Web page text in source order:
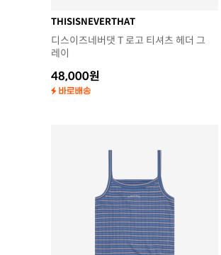
THISISNEVERTHAT
디스이즈네버댓 T 로고 티셔츠 헤더 그
레이
48,000원